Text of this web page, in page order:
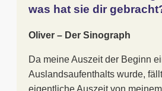
was hat sie dir
Oliver – Der Sinograph
Da meine Auszeit der Beginn
Auslandsaufenthalts wurde,
eigentliche Auszeit von